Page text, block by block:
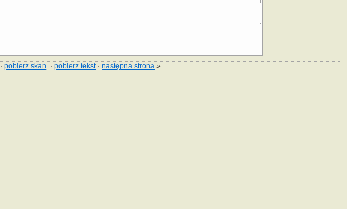
·pobierz skan ·pobierz tekst·następna strona »